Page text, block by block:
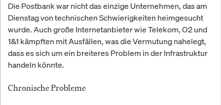
Die Postbank war nicht das einzige Unternehmen, das am
Dienstag von technischen Schwierigkeiten heimgesucht
wurde. Auch große Internetanbieter wie Telekom, O2 und
1&1 kämpften mit Ausfällen, was die Vermutung nahelegt,
dass es sich um ein breiteres Problem in der Infrastruktur
handeln könnte.
Chronische Probleme